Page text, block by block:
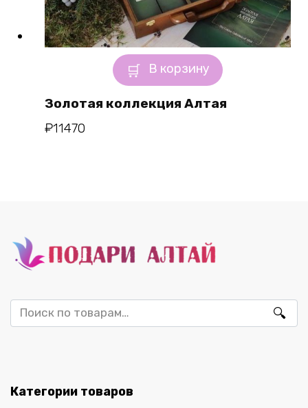
В корзину
Золотая коллекция Алтая
₽11470
Искать:
Категории товаров